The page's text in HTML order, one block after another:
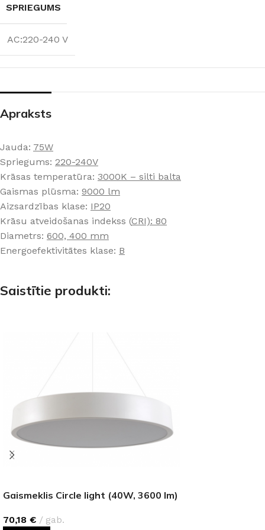
SPRIEGUMS
AC:220-240 V
Apraksts
Jauda: 75W
Spriegums: 220-240V
Krāsas temperatūra: 3000K – silti balta
Gaismas plūsma: 9000 lm
Aizsardzības klase: IP20
Krāsu atveidošanas indekss (CRI): 80
Diametrs: 600, 400 mm
Energoefektivitātes klase: B
Saistītie produkti:
Gaismeklis Circle light (40W, 3600 lm)
70,18 € gab.